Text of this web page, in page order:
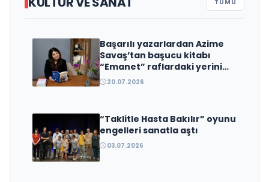
TÜMÜ
Edebiyat Dünyasında Bir Genç
Deha Doğuyor: Dilruba Engin
ve Zift Karası Evreni ‘AVENOİR’
Başarılı yazarlardan Azime
Savaş’tan başucu kitabı
“Emanet” raflardaki yerini
aldı
20.07.2026
“Taklitle Hasta Bakılır” oyunu
engelleri sanatla aştı
03.07.2026